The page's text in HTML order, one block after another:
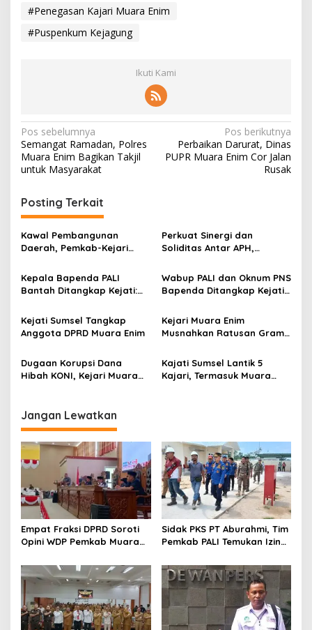
#Penegasan Kajari Muara Enim
#Puspenkum Kejagung
Ikuti Kami
N
a
v
i
g
a
s
i
p
s
Pos sebelumnya
Semangat Ramadan, Polres
Muara Enim Bagikan Takjil
untuk Masyarakat
Pos berikutnya
Perbaikan Darurat, Dinas
PUPR Muara Enim Cor Jalan
Rusak
Posting Terkait
Kawal Pembangunan
Daerah, Pemkab-Kejari
Pendampingan Hukum
Perkuat Sinergi dan
Soliditas Antar APH,
Kunjungi Kejari
Kepala Bapenda PALI
Bantah Ditangkap Kejati:
Wabup PALI dan Oknum PNS
Bapenda Ditangkap Kejati
Kejati Sumsel Tangkap
Anggota DPRD Muara Enim
Kejari Muara Enim
Musnahkan Ratusan Gram
Dugaan Korupsi Dana
Hibah KONI, Kejari Muara
Rp124 Juta
Kajati Sumsel Lantik 5
Kajari, Termasuk Muara
Jangan Lewatkan
Empat Fraksi DPRD Soroti
Opini WDP Pemkab Muara
Kelola Keuangan
Sidak PKS PT Aburahmi, Tim
Pemkab PALI Temukan Izin